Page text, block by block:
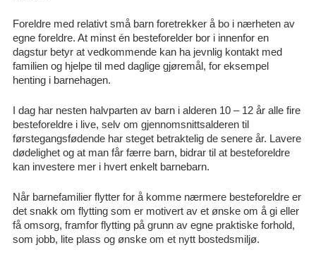
Foreldre med relativt små barn foretrekker å bo i nærheten av
egne foreldre. At minst én besteforelder bor i innenfor en
dagstur betyr at vedkommende kan ha jevnlig kontakt med
familien og hjelpe til med daglige gjøremål, for eksempel
henting i barnehagen.
I dag har nesten halvparten av barn i alderen 10 – 12 år alle fire
besteforeldre i live, selv om gjennomsnittsalderen til
førstegangsfødende har steget betraktelig de senere år. Lavere
dødelighet og at man får færre barn, bidrar til at besteforeldre
kan investere mer i hvert enkelt barnebarn.
Når barnefamilier flytter for å komme nærmere besteforeldre er
det snakk om flytting som er motivert av et ønske om å gi eller
få omsorg, framfor flytting på grunn av egne praktiske forhold,
som jobb, lite plass og ønske om et nytt bostedsmiljø.